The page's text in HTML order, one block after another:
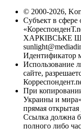
© 2000-2026,
Субъект в
ХАРКІВСЬКЕ
Идентификатор
Использование
сайте,
При
Украины и
прямая
Ссылка должна
полного либо